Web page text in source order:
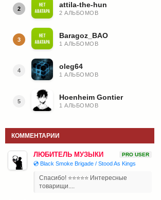
2 attila-the-hun
2 АЛЬБОМОВ
3 Baragoz_BAO
1 АЛЬБОМОВ
4 oleg64
1 АЛЬБОМОВ
5 Hoenheim Gontier
1 АЛЬБОМОВ
КОММЕНТАРИИ
ЛЮБИТЕЛЬ МУЗЫКИ PRO USER
💿 Black Smoke Brigade / Stood As Kings
Спасибо! ⭐⭐⭐⭐⭐ Интересные
товарищи....